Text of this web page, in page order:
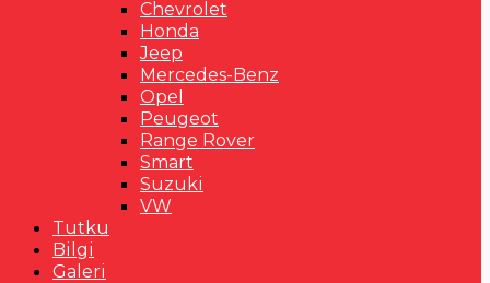
Chevrolet
Honda
Jeep
Mercedes-Benz
Opel
Peugeot
Range Rover
Smart
Suzuki
VW
Tutku
Bilgi
Galeri